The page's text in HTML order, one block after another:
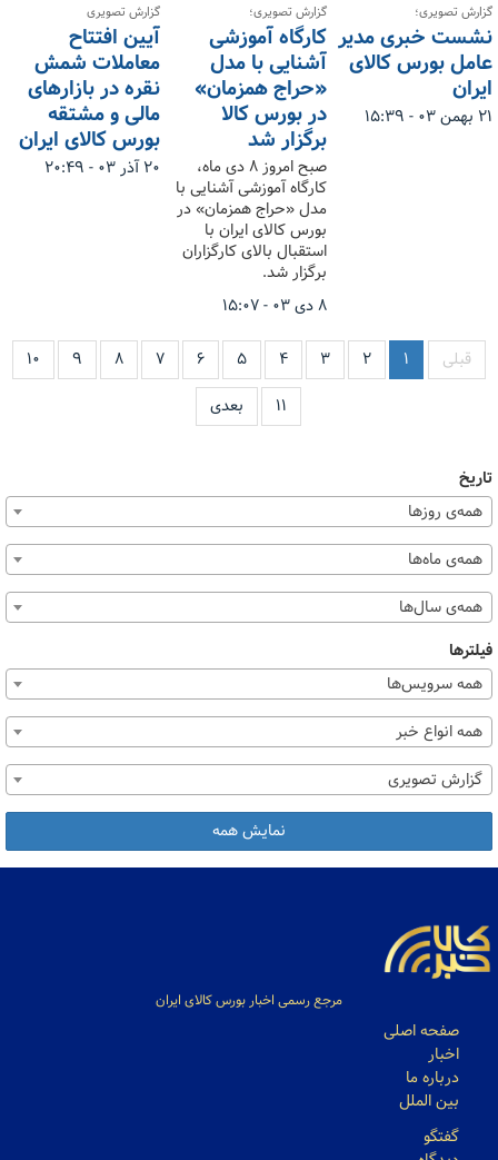
گزارش تصویری؛
نشست خبری مدیر
عامل بورس کالای
ایران
۲۱ بهمن ۰۳ - ۱۵:۳۹
گزارش تصویری؛
کارگاه آموزشی
آشنایی با مدل
«حراج همزمان»
در بورس کالا
برگزار شد
صبح امروز ۸ دی ماه،
کارگاه آموزشی آشنایی با
مدل «حراج همزمان» در
بورس کالای ایران با
استقبال بالای کارگزاران
برگزار شد.
۸ دی ۰۳ - ۱۵:۰۷
گزارش تصویری
آیین افتتاح
معاملات شمش
نقره در بازارهای
مالی و مشتقه
بورس کالای ایران
۲۰ آذر ۰۳ - ۲۰:۴۹
قبلی ۱ ۲ ۳ ۴ ۵ ۶ ۷ ۸ ۹
۱۰
۱۱
بعدی
تاریخ
همه‌ی روزها
همه‌ی ماه‌ها
همه‌ی سال‌ها
فیلترها
همه سرویس‌ها
همه انواع خبر
گزارش تصویری
نمایش همه
مرجع رسمی اخبار بورس کالای ایران
صفحه اصلی
اخبار
درباره ما
بین الملل
گفتگو